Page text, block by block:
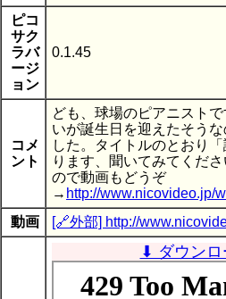
ピコ
サク
ラバ
ージ
ョン
0.1.45
コメ
ント
ども、球場のピアニスト
いが誕生日を迎えたそう
した。タイトルのとおり
ります、聞いてみてく
ので動画もどうぞ
→ http://www.nicovideo.jp/
動画
[🔗外部] http://
⬇ ダウンロ